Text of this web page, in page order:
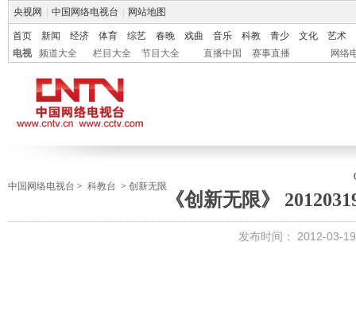
央视网 中国网络电视台 网站地图
首页 新闻 经济 体育 综艺 春晚 戏曲 音乐 科教 青少 文化
艺术
电视
频道大全 栏目大全 节目大全 直播中国 赛事直播 网络
中国网络电视台 > 科教台 > 创新无限
《创新无限》
发布时间： 2012-03-